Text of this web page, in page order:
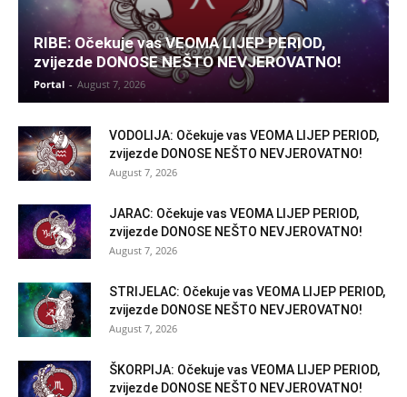
RIBE: Očekuje vas VEOMA LIJEP PERIOD,
zvijezde DONOSE NEŠTO NEVJEROVATNO!
Portal - August 7, 2026
VODOLIJA: Očekuje vas VEOMA LIJEP PERIOD,
zvijezde DONOSE NEŠTO NEVJEROVATNO!
August 7, 2026
JARAC: Očekuje vas VEOMA LIJEP PERIOD,
zvijezde DONOSE NEŠTO NEVJEROVATNO!
August 7, 2026
STRIJELAC: Očekuje vas VEOMA LIJEP PERIOD,
zvijezde DONOSE NEŠTO NEVJEROVATNO!
August 7, 2026
ŠKORPIJA: Očekuje vas VEOMA LIJEP PERIOD,
zvijezde DONOSE NEŠTO NEVJEROVATNO!